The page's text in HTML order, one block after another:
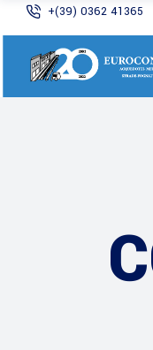
+(39) 0362 41365